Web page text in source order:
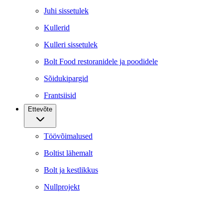
Juhi sissetulek
Kullerid
Kulleri sissetulek
Bolt Food restoranidele ja poodidele
Sõidukipargid
Frantsiisid
Ettevõte
Töövõimalused
Boltist lähemalt
Bolt ja kestlikkus
Nullprojekt